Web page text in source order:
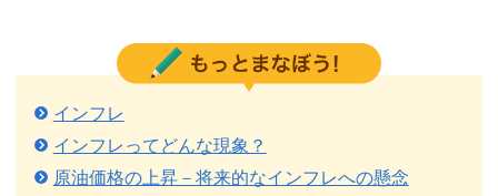
インフレ
インフレってどんな現象？
原油価格の上昇－将来的なインフレへの懸念